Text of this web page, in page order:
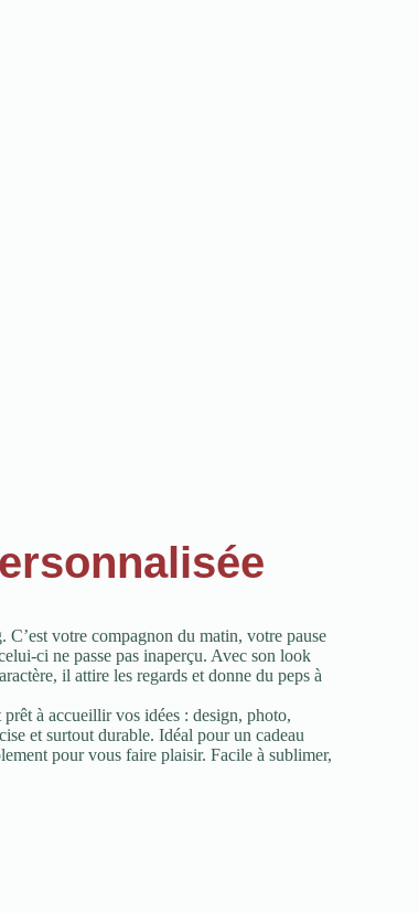
C’est votre compagnon du matin, votre pause
ci ne passe pas inaperçu. Avec son look
il attire les regards et donne du peps à
à accueillir vos idées : design, photo,
et surtout durable. Idéal pour un cadeau
pour vous faire plaisir. Facile à sublimer,